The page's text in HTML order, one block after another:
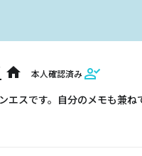
home 本人確認済み
エスです。自分のメモも兼ね